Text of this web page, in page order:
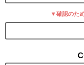
▼確認のた